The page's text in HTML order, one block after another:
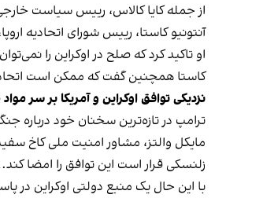
از جمله کایا کالاس، رییس سیاست
آنتونیو کاستا، رییس شورای اتحادیه
او تاکید کرد که صلح در اوکراین را
کاستا همچنین گفت که ممکن است
نزدیکی توافق اوکراین و آمریکا بر سر
ترامپ در تازه‌ترین سخنان خود درباره
مایکل والتز، مشاور امنیت ملی کاخ
زلنسکی قرار است این توافق را امضا
با این حال یک منبع دولتی اوکراین در